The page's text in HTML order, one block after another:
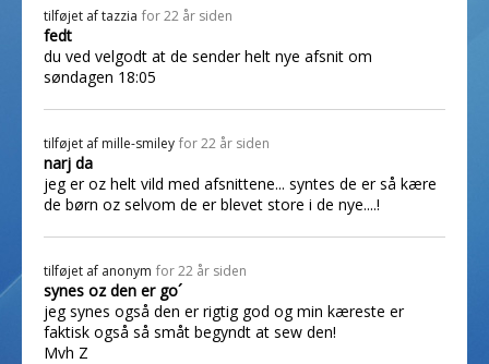
tilføjet aftazzia for 22 år siden
fedt
du ved velgodt at de sender helt nye afsnit om
søndagen 18:05
tilføjet af mille-smiley for 22 år siden
narj da
jeg er oz helt vild med afsnittene... syntes de er så kære
de børn oz selvom de er blevet store i de nye....!
tilføjet af anonym for 22 år siden
synes oz den er go´
jeg synes også den er rigtig god og min kæreste er
faktisk også så småt begyndt at sew den!
Mvh Z